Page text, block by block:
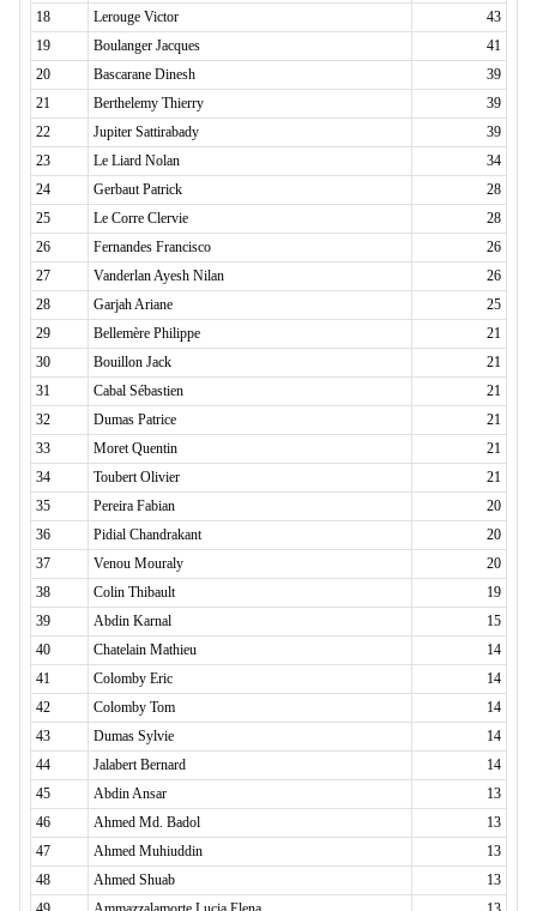
18
Lerouge Victor
43
19
Boulanger Jacques
41
20
Bascarane Dinesh
39
21
Berthelemy Thierry
39
22
Jupiter Sattirabady
39
23
Le Liard Nolan
34
24
Gerbaut Patrick
28
25
Le Corre Clervie
28
26
Fernandes Francisco
26
27
Vanderlan Ayesh Nilan
26
28
Garjah Ariane
25
29
Bellemère Philippe
21
30
Bouillon Jack
21
31
Cabal Sébastien
21
32
Dumas Patrice
21
33
Moret Quentin
21
34
Toubert Olivier
21
35
Pereira Fabian
20
36
Pidial Chandrakant
20
37
Venou Mouraly
20
38
Colin Thibault
19
39
Abdin Karnal
15
40
Chatelain Mathieu
14
41
Colomby Eric
14
42
Colomby Tom
14
43
Dumas Sylvie
14
44
Jalabert Bernard
14
45
Abdin Ansar
13
46
Ahmed Md. Badol
13
47
Ahmed Muhiuddin
13
48
Ahmed Shuab
13